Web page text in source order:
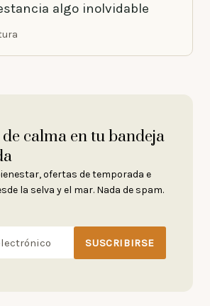
algo inolvidable
calma en tu bandeja
ofertas de temporada e
la selva y el mar. Nada de spam.
SUSCRIBIRSE